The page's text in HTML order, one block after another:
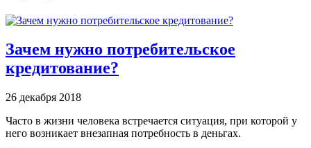
Зачем нужно потребительское
кредитование?
26 декабря 2018
Часто в жизни человека встречается ситуация, при которой у
него возникает внезапная потребность в деньгах.